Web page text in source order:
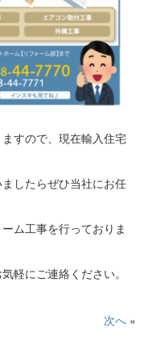
すので、現在輸入住宅
したらぜひ当社にお任
ム工事を行っておりま
軽にご連絡ください。
次へ »